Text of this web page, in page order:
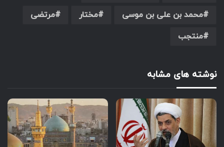
محمد بن علی بن موسی
مختار
مرتضی
منتجب
نوشته های مشابه